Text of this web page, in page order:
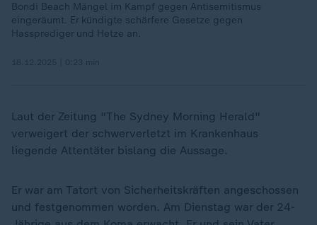
Bondi Beach Mängel im Kampf gegen Antisemitismus
eingeräumt. Er kündigte schärfere Gesetze gegen
Hassprediger und Hetze an.
Laut der Zeitung "The Sydney Morning Herald"
verweigert der schwerverletzt im Krankenhaus
liegende Attentäter bislang die Aussage.
Er war am Tatort von Sicherheitskräften angeschossen
und festgenommen worden. Am Dienstag war der 24-